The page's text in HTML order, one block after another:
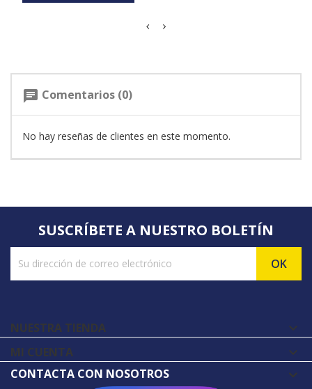
chat Comentarios (0)
No hay reseñas de clientes en este momento.
SUSCRÍBETE A NUESTRO BOLETÍN
NUESTRA TIENDA 
MI CUENTA 
CONTACTA CON NOSOTROS